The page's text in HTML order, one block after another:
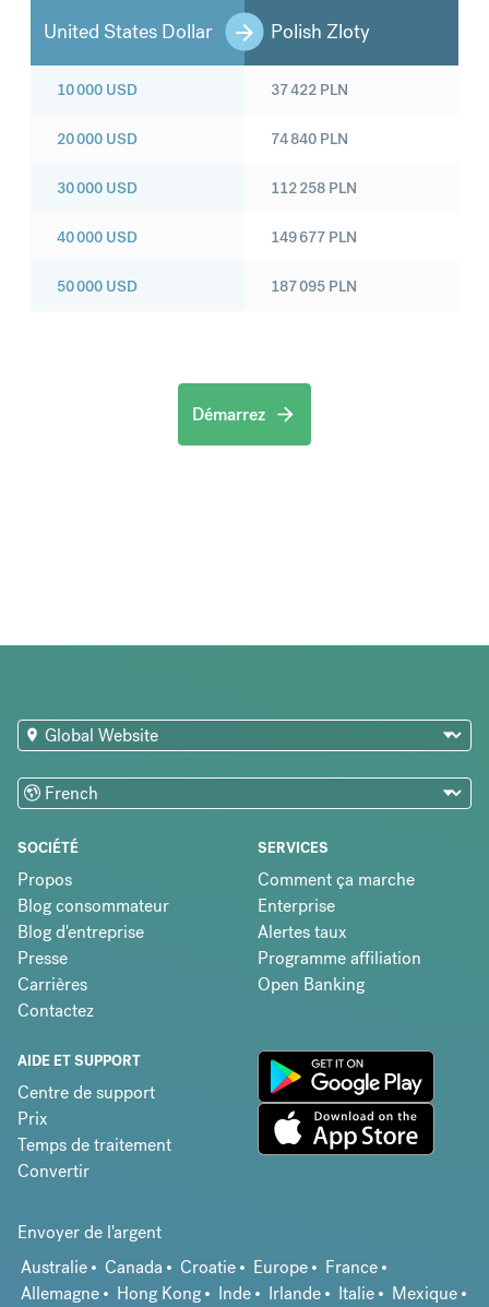
United States Dollar Polish Zloty
10 000 USD
20 000 USD
30 000 USD
40 000 USD
50 000 USD
37 422 PLN
74 840 PLN
112 258 PLN
149 677 PLN
187 095 PLN
Démarrez
SOCIÉTÉ
Propos
Blog consommateur
Blog d'entreprise
Presse
Carrières
Contactez
SERVICES
Comment ça marche
Enterprise
Alertes taux
Programme affiliation
Open Banking
AIDE ET SUPPORT
Centre de support
Prix
Temps de traitement
Convertir
Envoyer de l'argent
Australie
Canada Croatie Europe
France
Allemagne
Hong Kong Inde Irlande Italie
Mexique